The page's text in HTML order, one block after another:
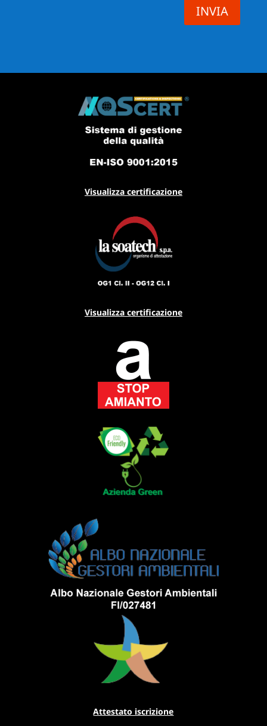
INVIA
Visualizza certificazione
Visualizza certificazione
Attestato iscrizione